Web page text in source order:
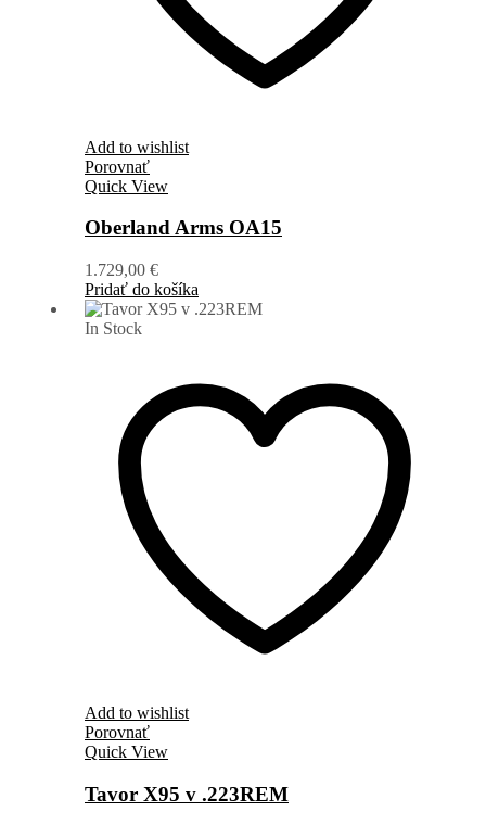
Add to wishlist
Porovnať
Quick View
Oberland Arms OA15
1.729,00 €
Pridať do košíka
In Stock
Add to wishlist
Porovnať
Quick View
Tavor X95 v .223REM